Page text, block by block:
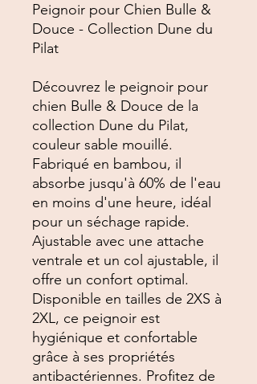
Peignoir pour Chien Bulle &
Douce - Collection Dune du
Pilat
Découvrez le peignoir pour
chien Bulle & Douce de la
collection Dune du Pilat,
couleur sable mouillé.
Fabriqué en bambou, il
absorbe jusqu'à 60% de l'eau
en moins d'une heure, idéal
pour un séchage rapide.
Ajustable avec une attache
ventrale et un col ajustable, il
offre un confort optimal.
Disponible en tailles de 2XS à
2XL, ce peignoir est
hygiénique et confortable
grâce à ses propriétés
antibactériennes. Profitez de